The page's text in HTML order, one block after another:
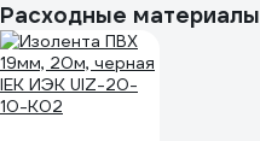
Расходные материалы